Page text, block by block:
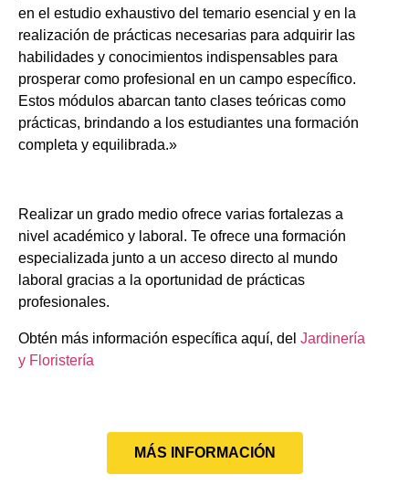
en el estudio exhaustivo del temario esencial y en la
realización de prácticas necesarias para adquirir las
habilidades y conocimientos indispensables para
prosperar como profesional en un campo específico.
Estos módulos abarcan tanto clases teóricas como
prácticas, brindando a los estudiantes una formación
completa y equilibrada.»
Realizar un grado medio ofrece varias fortalezas a
nivel académico y laboral. Te ofrece una formación
especializada junto a un acceso directo al mundo
laboral gracias a la oportunidad de prácticas
profesionales.
Obtén más información específica aquí, del Jardinería
y Floristería
MÁS INFORMACIÓN